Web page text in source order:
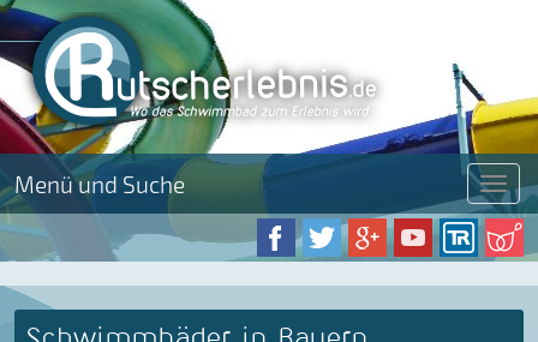
Menü und Suche Menü